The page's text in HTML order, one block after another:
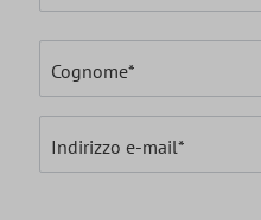
Cognome*
Indirizzo e-mail*